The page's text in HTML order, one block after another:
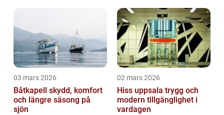
03 mars 2026
Båtkapell skydd, komfort
och längre säsong på
sjön
02 mars 2026
Hiss uppsala trygg och
modern tillgänglighet i
vardagen